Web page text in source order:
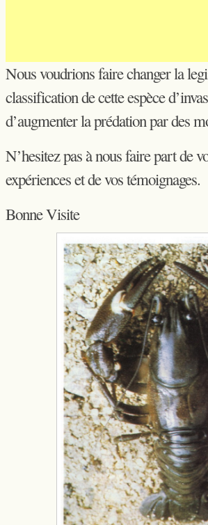
Nous voudrions faire changer la
classification de cette espèce
d’augmenter la prédation par des
N’hesitez pas à nous faire part de
expériences et de vos témoignages.
Bonne Visite